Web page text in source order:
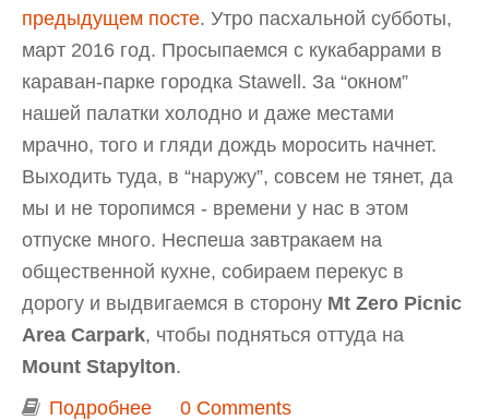
предыдущем посте. Утро пасхальной субботы,
март 2016 год. Просыпаемся с кукабаррами в
караван-парке городка Stawell. За “окном”
нашей палатки холодно и даже местами
мрачно, того и гляди дождь моросить начнет.
Выходить туда, в “наружу”, совсем не тянет, да
мы и не торопимся - времени у нас в этом
отпуске много. Неспеша завтракаем на
общественной кухне, собираем перекус в
дорогу и выдвигаемся в сторону Mt Zero Picnic
Area Carpark, чтобы подняться оттуда на
Mount Stapylton.
Подробнее о Northern Grampians: Подъем на
0 Comments